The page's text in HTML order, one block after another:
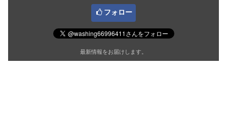
フォロー
最新情報をお届けします。